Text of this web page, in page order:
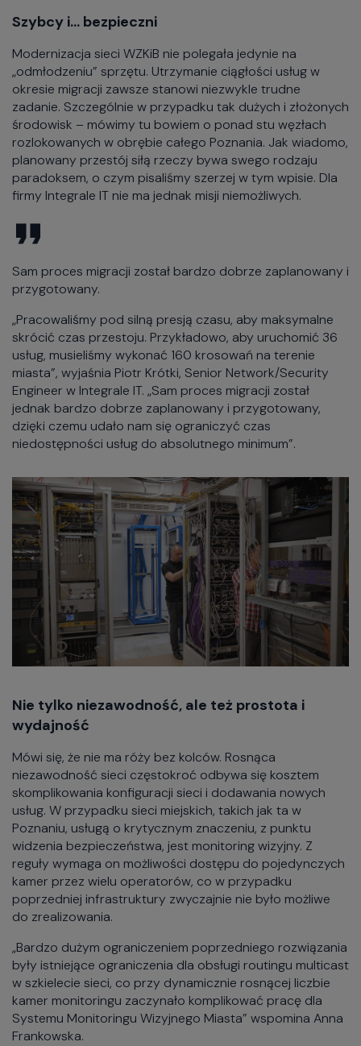
Szybcy i… bezpieczni
Modernizacja sieci WZKiB nie polegała jedynie na
„odmłodzeniu” sprzętu. Utrzymanie ciągłości usług w
okresie migracji zawsze stanowi niezwykle trudne
zadanie. Szczególnie w przypadku tak dużych i złożonych
środowisk – mówimy tu bowiem o ponad stu węzłach
rozlokowanych w obrębie całego Poznania. Jak wiadomo,
planowany przestój siłą rzeczy bywa swego rodzaju
paradoksem, o czym pisaliśmy szerzej w tym wpisie. Dla
firmy Integrale IT nie ma jednak misji niemożliwych.
Sam proces migracji został bardzo dobrze zaplanowany i
przygotowany.
„Pracowaliśmy pod silną presją czasu, aby maksymalne
skrócić czas przestoju. Przykładowo, aby uruchomić 36
usług, musieliśmy wykonać 160 krosowań na terenie
miasta”, wyjaśnia Piotr Krótki, Senior Network/Security
Engineer w Integrale IT. „Sam proces migracji został
jednak bardzo dobrze zaplanowany i przygotowany,
dzięki czemu udało nam się ograniczyć czas
niedostępności usług do absolutnego minimum”.
Nie tylko niezawodność, ale też prostota i
wydajność
Mówi się, że nie ma róży bez kolców. Rosnąca
niezawodność sieci częstokroć odbywa się kosztem
skomplikowania konfiguracji sieci i dodawania nowych
usług. W przypadku sieci miejskich, takich jak ta w
Poznaniu, usługą o krytycznym znaczeniu, z punktu
widzenia bezpieczeństwa, jest monitoring wizyjny. Z
reguły wymaga on możliwości dostępu do pojedynczych
kamer przez wielu operatorów, co w przypadku
poprzedniej infrastruktury zwyczajnie nie było możliwe
do zrealizowania.
„Bardzo dużym ograniczeniem poprzedniego rozwiązania
były istniejące ograniczenia dla obsługi routingu multicast
w szkielecie sieci, co przy dynamicznie rosnącej liczbie
kamer monitoringu zaczynało komplikować pracę dla
Systemu Monitoringu Wizyjnego Miasta” wspomina Anna
Frankowska.